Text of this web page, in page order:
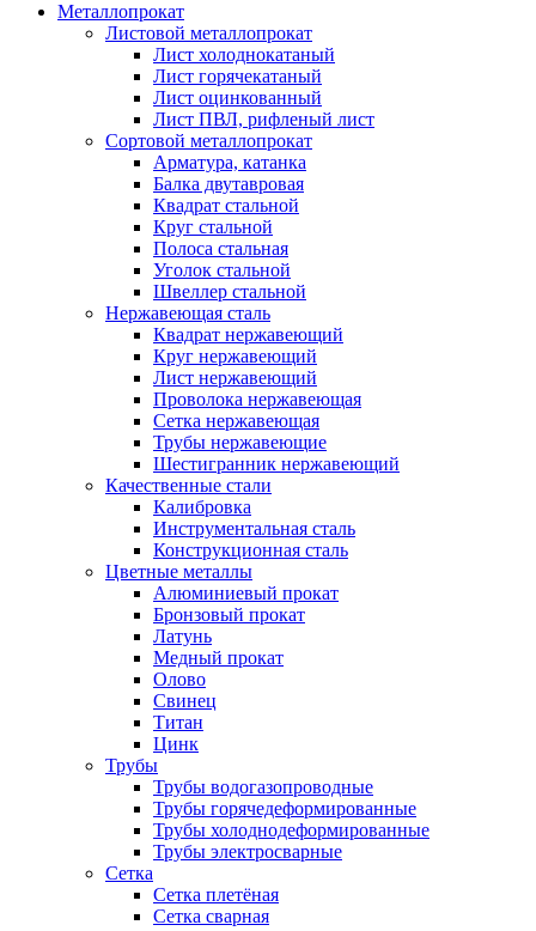
Металлопрокат
Листовой металлопрокат
Лист холоднокатаный
Лист горячекатаный
Лист оцинкованный
Лист ПВЛ, рифленый лист
Сортовой металлопрокат
Арматура, катанка
Балка двутавровая
Квадрат стальной
Круг стальной
Полоса стальная
Уголок стальной
Швеллер стальной
Нержавеющая сталь
Квадрат нержавеющий
Круг нержавеющий
Лист нержавеющий
Проволока нержавеющая
Сетка нержавеющая
Трубы нержавеющие
Шестигранник нержавеющий
Качественные стали
Калибровка
Инструментальная сталь
Конструкционная сталь
Цветные металлы
Алюминиевый прокат
Бронзовый прокат
Латунь
Медный прокат
Олово
Свинец
Титан
Цинк
Трубы
Трубы водогазопроводные
Трубы горячедеформированные
Трубы холоднодеформированные
Трубы электросварные
Сетка
Сетка плетёная
Сетка сварная